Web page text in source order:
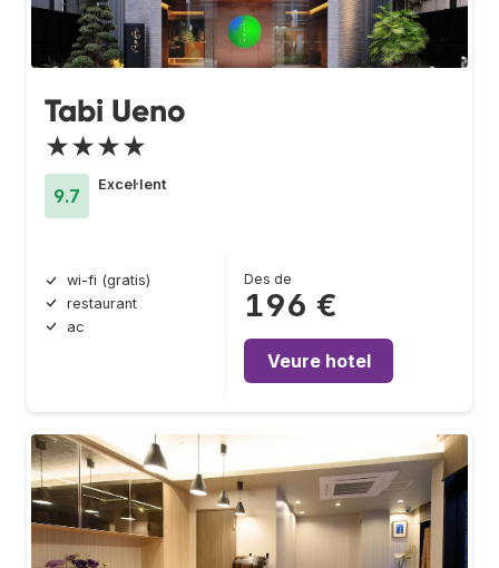
Tabi Ueno
★★★★
9.7
Excel·lent
wi-fi (gratis)
restaurant
ac
Des de
196 €
Veure hotel